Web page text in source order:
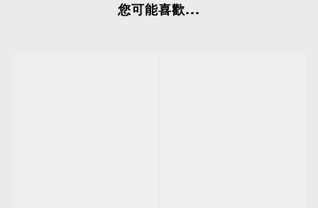
您可能喜歡...